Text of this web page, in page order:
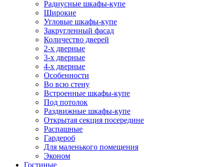
Радиусные шкафы-купе
Широкие
Угловые шкафы-купе
Закругленный фасад
Количество дверей
2-х дверные
3-х дверные
4-х дверные
Особенности
Во всю стену
Встроенные шкафы-купе
Под потолок
Раздвижные шкафы-купе
Открытая секция посередине
Распашные
Гардероб
Для маленького помещения
Эконом
Гостиные